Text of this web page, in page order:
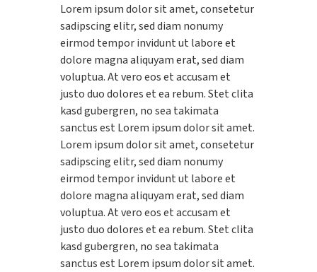
Lorem ipsum dolor sit amet, consetetur
sadipscing elitr, sed diam nonumy
eirmod tempor invidunt ut labore et
dolore magna aliquyam erat, sed diam
voluptua. At vero eos et accusam et
justo duo dolores et ea rebum. Stet clita
kasd gubergren, no sea takimata
sanctus est Lorem ipsum dolor sit amet.
Lorem ipsum dolor sit amet, consetetur
sadipscing elitr, sed diam nonumy
eirmod tempor invidunt ut labore et
dolore magna aliquyam erat, sed diam
voluptua. At vero eos et accusam et
justo duo dolores et ea rebum. Stet clita
kasd gubergren, no sea takimata
sanctus est Lorem ipsum dolor sit amet.